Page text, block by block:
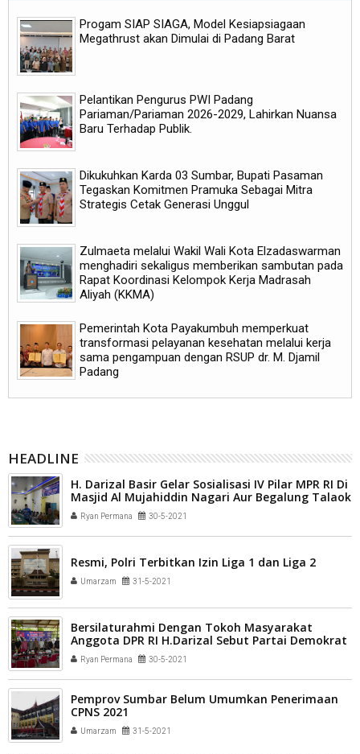
Progam SIAP SIAGA, Model Kesiapsiagaan
Megathrust akan Dimulai di Padang Barat
Pelantikan Pengurus PWI Padang
Pariaman/Pariaman 2026-2029, Lahirkan Nuansa
Baru Terhadap Publik.
Dikukuhkan Karda 03 Sumbar, Bupati Pasaman
Tegaskan Komitmen Pramuka Sebagai Mitra
Strategis Cetak Generasi Unggul
Zulmaeta melalui Wakil Wali Kota Elzadaswarman
menghadiri sekaligus memberikan sambutan pada
Rapat Koordinasi Kelompok Kerja Madrasah
Aliyah (KKMA)
Pemerintah Kota Payakumbuh memperkuat
transformasi pelayanan kesehatan melalui kerja
sama pengampuan dengan RSUP dr. M. Djamil
Padang
HEADLINE
H. Darizal Basir Gelar Sosialisasi IV Pilar MPR RI Di
Masjid Al Mujahiddin Nagari Aur Begalung Talaok
Bayang
Ryan Permana 30-5-2021
Resmi, Polri Terbitkan Izin Liga 1 dan Liga 2
Umarzam 31-5-2021
Bersilaturahmi Dengan Tokoh Masyarakat
Anggota DPR RI H.Darizal Sebut Partai Demokrat
Terus Berjuang Untuk Kepentingan Rakyat
Ryan Permana 30-5-2021
Pemprov Sumbar Belum Umumkan Penerimaan
CPNS 2021
Umarzam 31-5-2021